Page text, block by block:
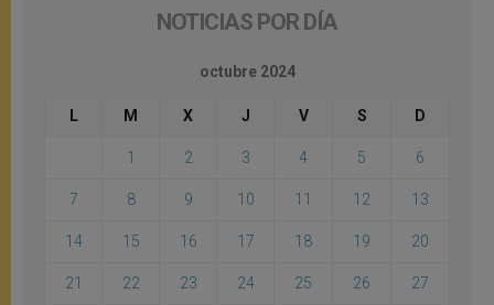
NOTICIAS POR DÍA
octubre 2024
L M X J V S D
1 2 3 4 5 6
7 8 9 10 11 12 13
14 15 16 17 18 19 20
21 22 23 24 25 26 27